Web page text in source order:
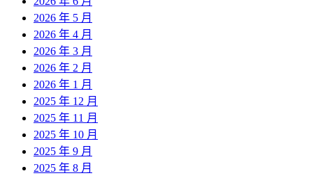
2026 年 5 月
2026 年 4 月
2026 年 3 月
2026 年 2 月
2026 年 1 月
2025 年 12 月
2025 年 11 月
2025 年 10 月
2025 年 9 月
2025 年 8 月